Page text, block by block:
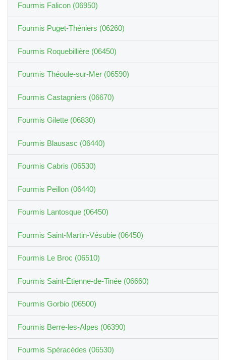
Fourmis Falicon (06950)
Fourmis Puget-Théniers (06260)
Fourmis Roquebillière (06450)
Fourmis Théoule-sur-Mer (06590)
Fourmis Castagniers (06670)
Fourmis Gilette (06830)
Fourmis Blausasc (06440)
Fourmis Cabris (06530)
Fourmis Peillon (06440)
Fourmis Lantosque (06450)
Fourmis Saint-Martin-Vésubie (06450)
Fourmis Le Broc (06510)
Fourmis Saint-Étienne-de-Tinée (06660)
Fourmis Gorbio (06500)
Fourmis Berre-les-Alpes (06390)
Fourmis Spéracèdes (06530)